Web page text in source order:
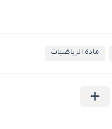
مادة الرياضيات